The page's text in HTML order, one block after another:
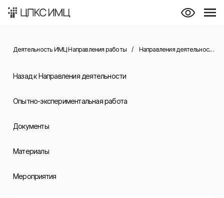
Деятельность ИМЦ Направления работы / Направления деятельности
Назад к Направления деятельности
Опытно-экспериментальная работа
Документы
Материалы
Мероприятия